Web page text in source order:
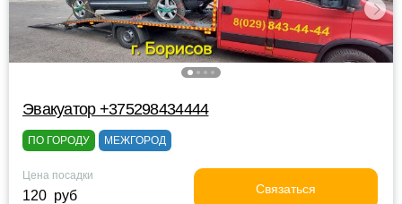
Эвакуатор +375298434444
ПО ГОРОДУ МЕЖГОРОД
Цена посадки
120 руб Связаться